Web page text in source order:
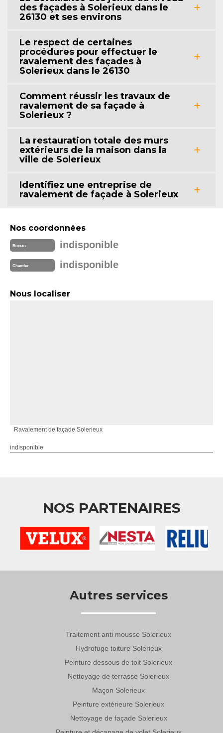
des façades à Solerieux dans le
26130 et ses environs
Le respect de certaines
procédures pour effectuer le
ravalement des façades à
Solerieux dans le 26130
Comment réussir les travaux de
ravalement de sa façade à
Solerieux ?
La restauration totale des murs
extérieurs de la maison dans la
ville de Solerieux
Identifiez une entreprise de
ravalement de façade à Solerieux
Nos coordonnées
Bureau indisponible
Chantier indisponible
Nous localiser
Ravalement de façade Solerieux
indisponible
NOS PARTENAIRES
Autres services
Traitement anti mousse Solerieux
Hydrofuge toiture Solerieux
Peinture dessous de toit Solerieux
Nettoyage de terrasse Solerieux
Maçon Solerieux
Peinture extérieure Solerieux
Nettoyage de façade Solerieux